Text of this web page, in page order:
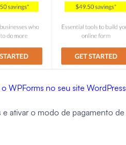
WPForms no seu site WordPress
ativar o modo de pagamento de